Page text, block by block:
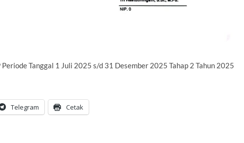
Tanggal 1 Juli 2025 s/d 31 Desember 2025 Tahap 2 Tahun 2025
Telegram Cetak